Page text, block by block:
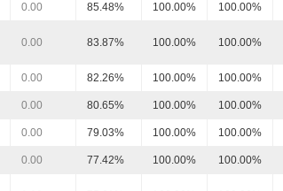
0.00 85.48% 100.00% 100.00%
0.00 83.87% 100.00% 100.00%
0.00 82.26% 100.00% 100.00%
0.00 80.65% 100.00% 100.00%
0.00 79.03% 100.00% 100.00%
0.00 77.42% 100.00% 100.00%